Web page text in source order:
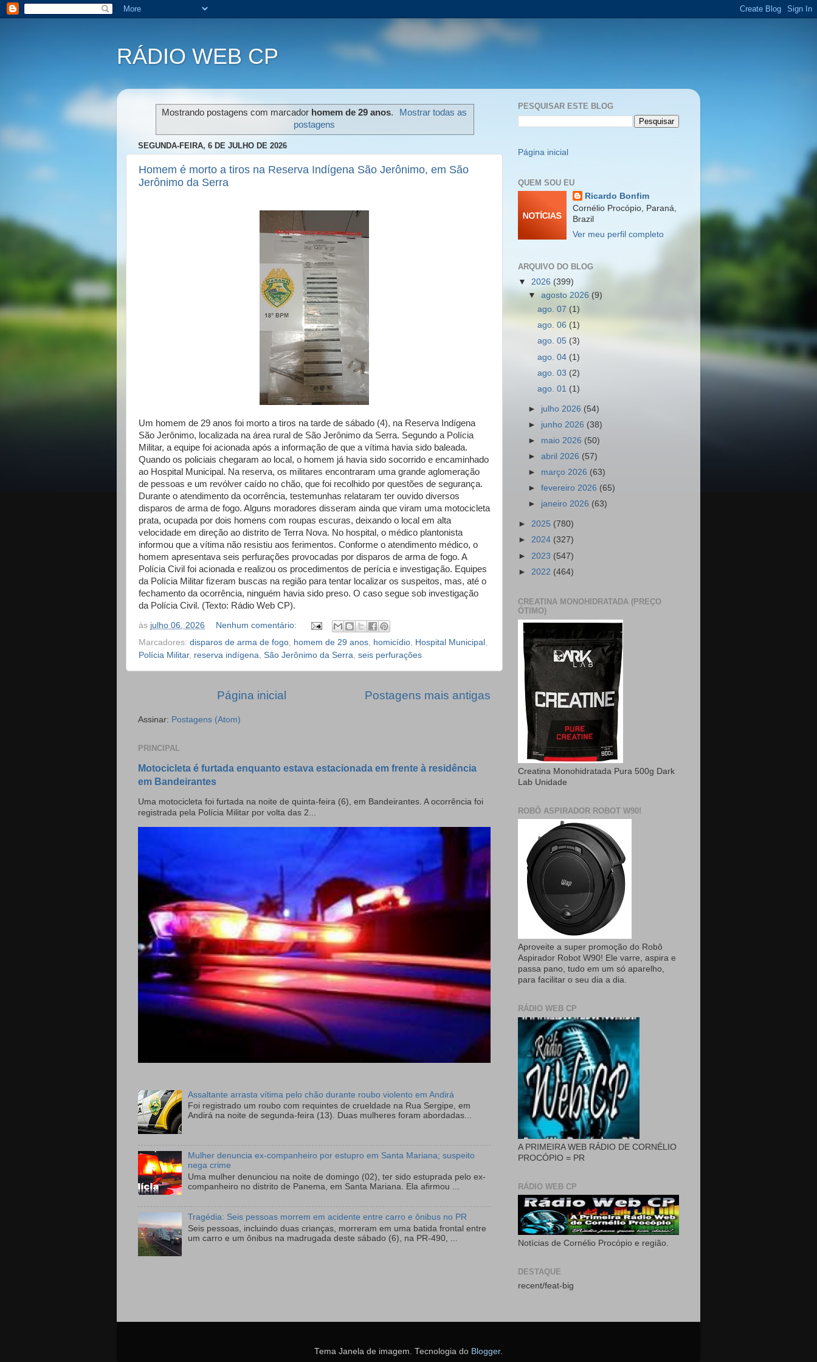
RÁDIO WEB CP
Mostrando postagens com marcador homem de 29 anos.
Mostrar todas as
postagens
SEGUNDA-FEIRA, 6 DE JULHO DE 2026
Homem é morto a tiros na Reserva Indígena São Jerônimo, em São
Jerônimo da Serra
Um homem de 29 anos foi morto a tiros na tarde de sábado (4), na Reserva Indígena
São Jerônimo, localizada na área rural de São Jerônimo da Serra. Segundo a Polícia
Militar, a equipe foi acionada após a informação de que a vítima havia sido baleada.
Quando os policiais chegaram ao local, o homem já havia sido socorrido e encaminhado
ao Hospital Municipal. Na reserva, os militares encontraram uma grande aglomeração
de pessoas e um revólver caído no chão, que foi recolhido por questões de segurança.
Durante o atendimento da ocorrência, testemunhas relataram ter ouvido diversos
disparos de arma de fogo. Alguns moradores disseram ainda que viram uma motocicleta
prata, ocupada por dois homens com roupas escuras, deixando o local em alta
velocidade em direção ao distrito de Terra Nova. No hospital, o médico plantonista
informou que a vítima não resistiu aos ferimentos. Conforme o atendimento médico, o
homem apresentava seis perfurações provocadas por disparos de arma de fogo. A
Polícia Civil foi acionada e realizou os procedimentos de perícia e investigação. Equipes
da Polícia Militar fizeram buscas na região para tentar localizar os suspeitos, mas, até o
fechamento da ocorrência, ninguém havia sido preso. O caso segue sob investigação
da Polícia Civil. (Texto: Rádio Web CP).
às julho 06, 2026
Nenhum comentário:
Marcadores: disparos de arma de fogo homem de 29 anos homicídio Hospital Municipal
Polícia Militar, reserva indígena São Jerônimo da Serra seis perfurações
Postagens mais antigas
Página inicial
Assinar: Postagens (Atom)
PRINCIPAL
Motocicleta é furtada enquanto estava estacionada em frente à residência
em Bandeirantes
Uma motocicleta foi furtada na noite de quinta-feira (6), em Bandeirantes. A ocorrência foi
registrada pela Polícia Militar por volta das 2...
Assaltante arrasta vítima pelo chão durante roubo violento em Andirá
Foi registrado um roubo com requintes de crueldade na Rua Sergipe, em
Andirá na noite de segunda-feira (13). Duas mulheres foram abordadas...
Mulher denuncia ex-companheiro por estupro em Santa Mariana; suspeito
nega crime
Uma mulher denunciou na noite de domingo (02), ter sido estuprada pelo ex-
companheiro no distrito de Panema, em Santa Mariana. Ela afirmou ...
Tragédia: Seis pessoas morrem em acidente entre carro e ônibus no PR
Seis pessoas, incluindo duas crianças, morreram em uma batida frontal entre
um carro e um ônibus na madrugada deste sábado (6), na PR-490, ...
PESQUISAR ESTE BLOG
Página inicial
QUEM SOU EU
Ricardo Bonfim
Cornélio Procópio, Paraná,
Brazil
Ver meu perfil completo
ARQUIVO DO BLOG
▼ 2026 (399)
▼agosto 2026 (9)
ago. 07 (1)
ago. 06 (1)
ago. 05 (3)
ago. 04 (1)
ago. 03 (2)
ago. 01 (1)
► julho 2026 (54)
► junho 2026 (38)
► maio 2026 (50)
►abril 2026 (57)
► março 2026 (63)
►fevereiro 2026 (65)
► janeiro 2026 (63)
► 2025 (780)
► 2024 (327)
► 2023 (547)
► 2022 (464)
CREATINA MONOHIDRATADA (PREÇO
ÓTIMO)
Creatina Monohidratada Pura 500g Dark
Lab Unidade
ROBÔ ASPIRADOR ROBOT W90!
Aproveite a super promoção do Robô
Aspirador Robot W90! Ele varre, aspira e
passa pano, tudo em um só aparelho,
para facilitar o seu dia a dia.
RÁDIO WEB CP
A PRIMEIRA WEB RÁDIO DE CORNÉLIO
PROCÓPIO = PR
RÁDIO WEB CP
Notícias de Cornélio Procópio e região.
DESTAQUE
recent/feat-big
Tema Janela de imagem. Tecnologia do Blogger.